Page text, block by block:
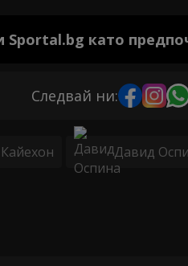
Sportal.bg като
Следвай ни:
Давид